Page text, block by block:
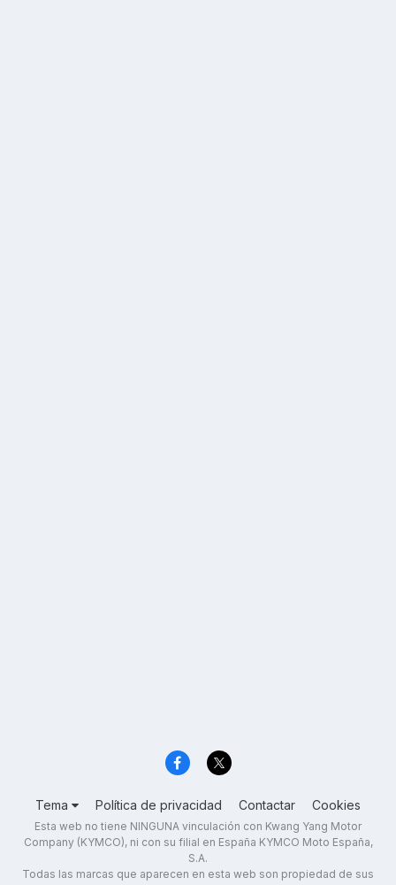
Tema Política de privacidad Contactar Cookies
Esta web no tiene NINGUNA vinculación con Kwang Yang Motor
Company (KYMCO), ni con su filial en España KYMCO Moto España,
S.A.
Todas las marcas que aparecen en esta web son propiedad de sus